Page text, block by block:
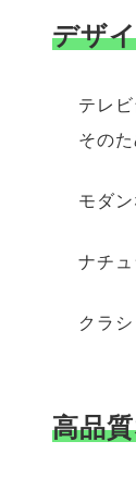
デザ
テレ
その
モダ
ナチ
クラ
高品